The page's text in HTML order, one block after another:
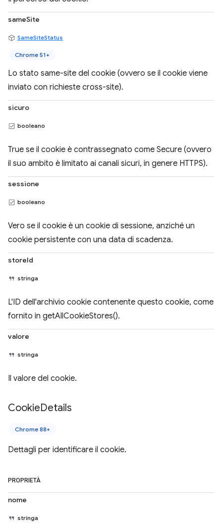
sameSite
SameSiteStatus
Chrome 51+
Lo stato same-site del cookie (ovvero se il cookie viene
inviato con richieste cross-site).
sicuro
booleano
True se il cookie è contrassegnato come Secure (ovvero
il suo ambito è limitato ai canali sicuri, in genere HTTPS).
sessione
booleano
Vero se il cookie è un cookie di sessione, anziché un
cookie persistente con una data di scadenza.
storeId
stringa
L'ID dell'archivio cookie contenente questo cookie, come
fornito in getAllCookieStores().
valore
stringa
Il valore del cookie.
CookieDetails
Chrome 88+
Dettagli per identificare il cookie.
PROPRIETÀ
nome
stringa